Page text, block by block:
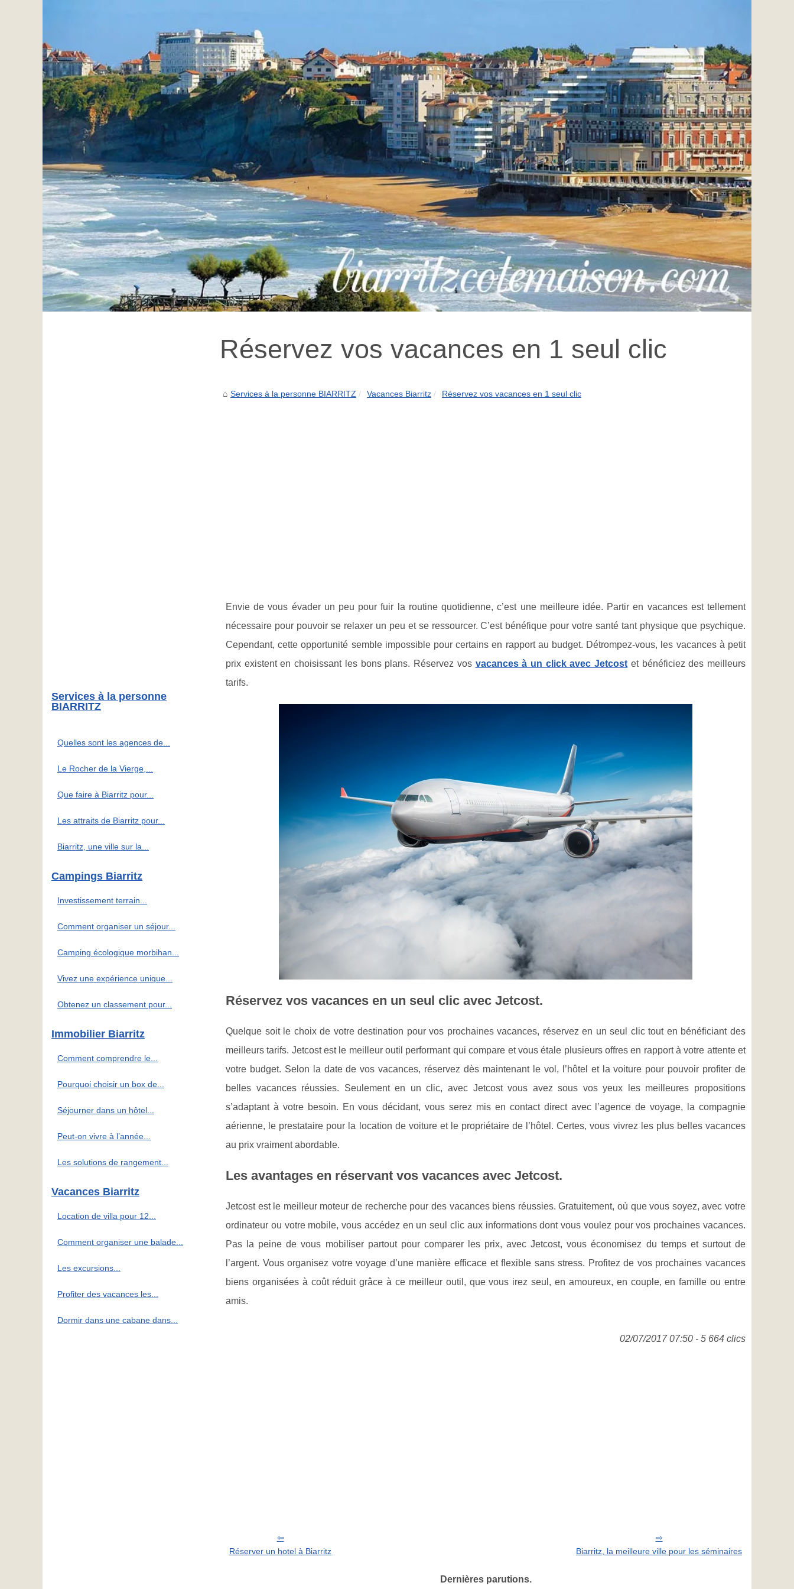
Réservez vos vacances en 1 seul clic
Services à la personne BIARRITZ Vacances Biarritz Réservez vos vacances en 1 seul clic
Envie de vous évader un peu pour fuir la routine quotidienne, c’est une meilleure idée. Partir en vacances est tellement
nécessaire pour pouvoir se relaxer un peu et se ressourcer. C’est bénéfique pour votre santé tant physique que psychique.
Cependant, cette opportunité semble impossible pour certains en rapport au budget. Détrompez-vous, les vacances à petit
prix existent en choisissant les bons plans. Réservez vos vacances à un click avec Jetcost et bénéficiez des meilleurs
tarifs.
Réservez vos vacances en un seul clic avec Jetcost.
Quelque soit le choix de votre destination pour vos prochaines vacances, réservez en un seul clic tout en bénéficiant des
meilleurs tarifs. Jetcost est le meilleur outil performant qui compare et vous étale plusieurs offres en rapport à votre attente et
votre budget. Selon la date de vos vacances, réservez dès maintenant le vol, l’hôtel et la voiture pour pouvoir profiter de
belles vacances réussies. Seulement en un clic, avec Jetcost vous avez sous vos yeux les meilleures propositions
s’adaptant à votre besoin. En vous décidant, vous serez mis en contact direct avec l’agence de voyage, la compagnie
aérienne, le prestataire pour la location de voiture et le propriétaire de l’hôtel. Certes, vous vivrez les plus belles vacances
au prix vraiment abordable.
Les avantages en réservant vos vacances avec Jetcost.
Jetcost est le meilleur moteur de recherche pour des vacances biens réussies. Gratuitement, où que vous soyez, avec votre
ordinateur ou votre mobile, vous accédez en un seul clic aux informations dont vous voulez pour vos prochaines vacances.
Pas la peine de vous mobiliser partout pour comparer les prix, avec Jetcost, vous économisez du temps et surtout de
l’argent. Vous organisez votre voyage d’une manière efficace et flexible sans stress. Profitez de vos prochaines vacances
biens organisées à coût réduit grâce à ce meilleur outil, que vous irez seul, en amoureux, en couple, en famille ou entre
amis.
02/07/2017 07:50 - 5 664 clics
Réserver un hotel à Biarritz Biarritz, la meilleure ville pour les séminaires
Dernières parutions.
Services à la personne
BIARRITZ
Quelles sont les agences de...
Le Rocher de la Vierge,...
Que faire à Biarritz pour...
Les attraits de Biarritz pour...
Biarritz, une ville sur la...
Campings Biarritz
Investissement terrain...
Comment organiser un séjour...
Camping écologique morbihan...
Vivez une expérience unique...
Obtenez un classement pour...
Immobilier Biarritz
Comment comprendre le...
Pourquoi choisir un box de...
Séjourner dans un hôtel...
Peut-on vivre à l’année...
Les solutions de rangement...
Vacances Biarritz
Location de villa pour 12...
Comment organiser une balade...
Les excursions...
Profiter des vacances les...
Dormir dans une cabane dans...